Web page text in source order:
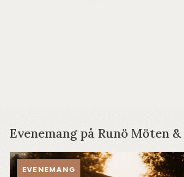
Powered by Translate
Evenemang på Runö Möten
EVENEMANG